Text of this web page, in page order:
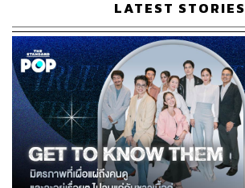
LATEST STORIES